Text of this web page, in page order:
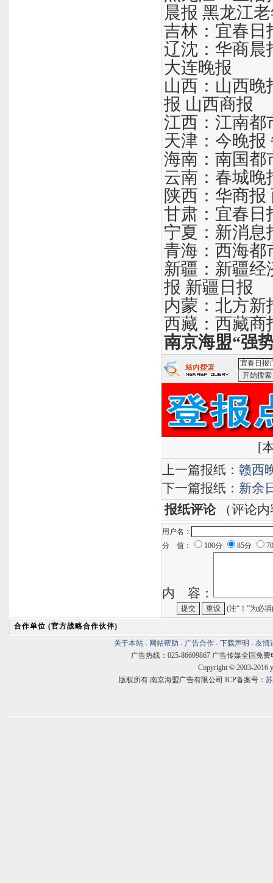
晨报 黑龙江
吉林：宜春日
辽沈：华商晨
大连晚报
山西：山西晚
报 山西商报
江西：江南都
天津：今晚报
海南：南国都
云南：春城晚
陕西：华商报
甘肃：宜春日
宁夏：新消息
青海：西海都
新疆：新疆经
报 新疆日报
内蒙：北方新
西藏：西藏商
南京海盟“强
[
上一篇报纸： 赣西
下一篇报纸： 新余
报纸评论（评论内
用户名：
分 值：
100分 85分
内 容：
(注“ ！ ”为必
合作单位 (官方战略合作伙伴)
关于本站 - 网站帮助 - 广告合作 - 下载声明 - 友情
广告热线：025-86609867 广告传媒全国免费
Copyright © 2003-2016
版权所有 南京海盟广告有限公司 ICP备案号：